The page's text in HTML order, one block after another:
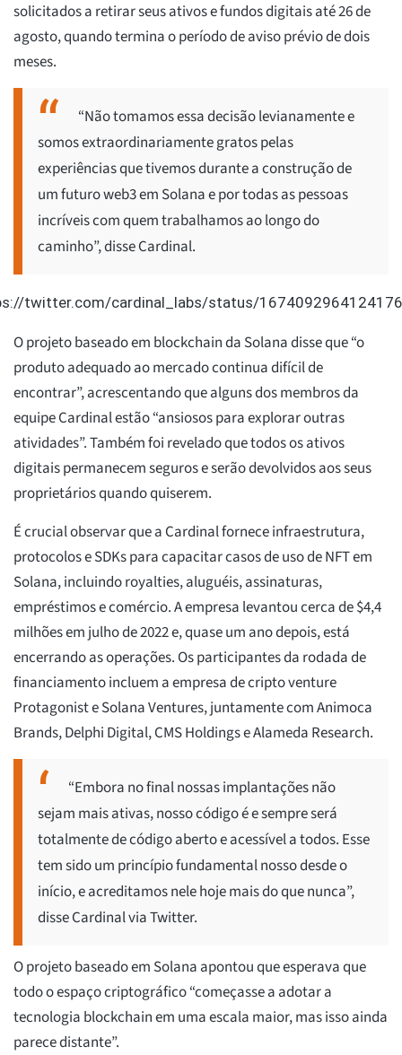
solicitados a retirar seus ativos e fundos digitais até 26 de
agosto, quando termina o período de aviso prévio de dois
meses.
“Não tomamos essa decisão levianamente e
somos extraordinariamente gratos pelas
experiências que tivemos durante a construção de
um futuro web3 em Solana e por todas as pessoas
incríveis com quem trabalhamos ao longo do
caminho”, disse Cardinal.
twitter.com/cardinal_labs/status/
O projeto baseado em blockchain da Solana disse que “o
produto adequado ao mercado continua difícil de
encontrar”, acrescentando que alguns dos membros da
equipe Cardinal estão “ansiosos para explorar outras
atividades”. Também foi revelado que todos os ativos
digitais permanecem seguros e serão devolvidos aos seus
proprietários quando quiserem.
É crucial observar que a Cardinal fornece infraestrutura,
protocolos e SDKs para capacitar casos de uso de NFT em
Solana, incluindo royalties, aluguéis, assinaturas,
empréstimos e comércio. A empresa levantou cerca de $4,4
milhões em julho de 2022 e, quase um ano depois, está
encerrando as operações. Os participantes da rodada de
financiamento incluem a empresa de cripto venture
Protagonist e Solana Ventures, juntamente com Animoca
Brands, Delphi Digital, CMS Holdings e Alameda Research.
“Embora no final nossas implantações não
sejam mais ativas, nosso código é e sempre será
totalmente de código aberto e acessível a todos. Esse
tem sido um princípio fundamental nosso desde o
início, e acreditamos nele hoje mais do que nunca”,
disse Cardinal via Twitter.
O projeto baseado em Solana apontou que esperava que
todo o espaço criptográfico “começasse a adotar a
tecnologia blockchain em uma escala maior, mas isso ainda
parece distante”.